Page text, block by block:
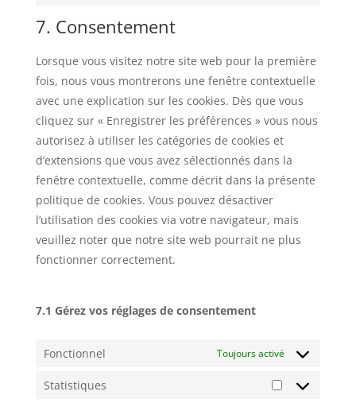
7. Consentement
Lorsque vous visitez notre site web pour la première
fois, nous vous montrerons une fenêtre contextuelle
avec une explication sur les cookies. Dès que vous
cliquez sur « Enregistrer les préférences » vous nous
autorisez à utiliser les catégories de cookies et
d’extensions que vous avez sélectionnés dans la
fenêtre contextuelle, comme décrit dans la présente
politique de cookies. Vous pouvez désactiver
l’utilisation des cookies via votre navigateur, mais
veuillez noter que notre site web pourrait ne plus
fonctionner correctement.
7.1 Gérez vos réglages de consentement
Fonctionnel Toujours activé
Statistiques
Statistiques